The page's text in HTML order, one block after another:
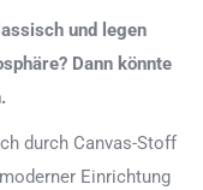
und legen
Dann könnte
durch Canvas-Stoff
Einrichtung